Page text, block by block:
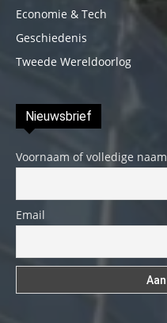
Economie & Tech
Geschiedenis
Tweede Wereldoorlog
Nieuwsbrief
Voornaam of volledige naam
Email